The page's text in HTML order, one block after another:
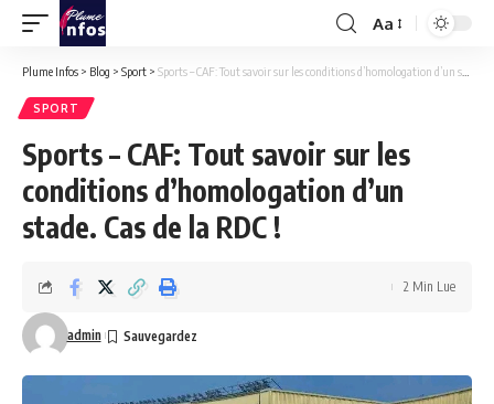
Font
Resizer
Aa
Plume Infos > Blog > Sport > Sports – CAF: Tout savoir sur les conditions d’homologation d’un stade. Cas de la RDC !
SPORT
Sports – CAF: Tout savoir sur les
conditions d’homologation d’un
stade. Cas de la RDC !
admin
2 Min Lue